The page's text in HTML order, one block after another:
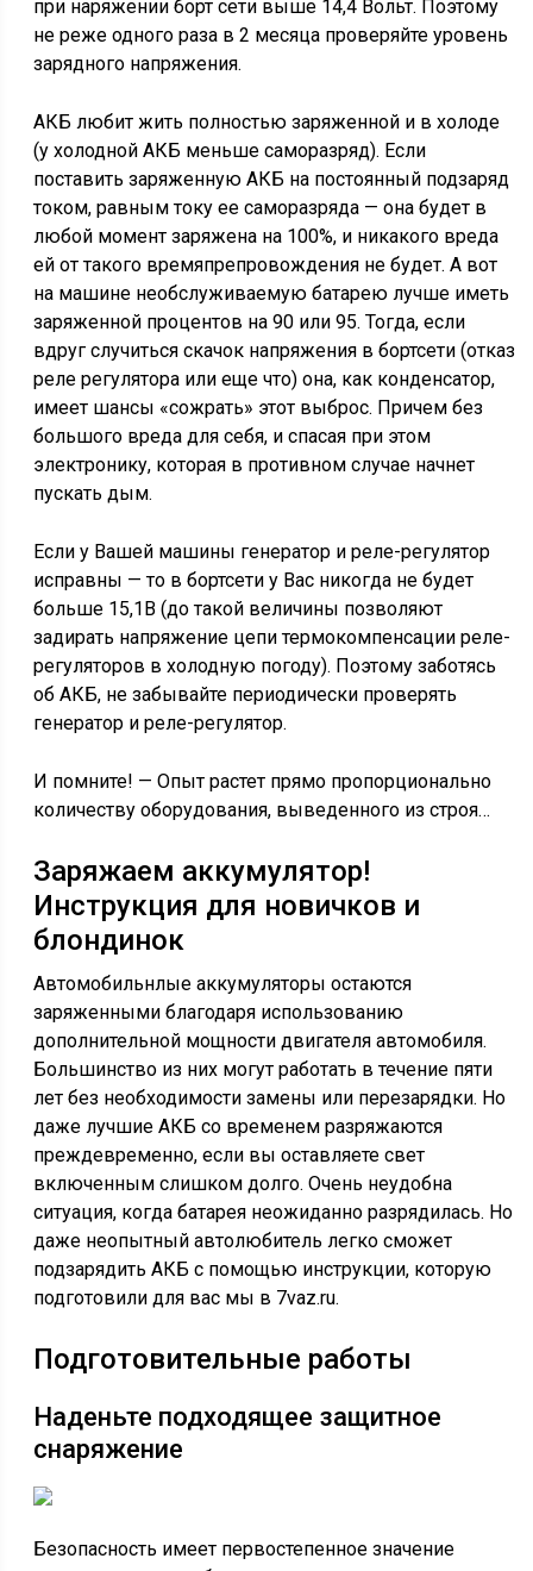
при наряжении борт сети выше 14,4 Вольт. Поэтому
не реже одного раза в 2 месяца проверяйте уровень
зарядного напряжения.
АКБ любит жить полностью заряженной и в холоде
(у холодной АКБ меньше саморазряд). Если
поставить заряженную АКБ на постоянный подзаряд
током, равным току ее саморазряда — она будет в
любой момент заряжена на 100%, и никакого вреда
ей от такого времяпрепровождения не будет. А вот
на машине необслуживаемую батарею лучше иметь
заряженной процентов на 90 или 95. Тогда, если
вдруг случиться скачок напряжения в бортсети (отказ
реле регулятора или еще что) она, как конденсатор,
имеет шансы «сожрать» этот выброс. Причем без
большого вреда для себя, и спасая при этом
электронику, которая в противном случае начнет
пускать дым.
Если у Вашей машины генератор и реле-регулятор
исправны — то в бортсети у Вас никогда не будет
больше 15,1В (до такой величины позволяют
задирать напряжение цепи термокомпенсации реле-
регуляторов в холодную погоду). Поэтому заботясь
об АКБ, не забывайте периодически проверять
генератор и реле-регулятор.
И помните! — Опыт растет прямо пропорционально
количеству оборудования, выведенного из строя…
Заряжаем аккумулятор!
Инструкция для новичков и
блондинок
Автомобильнлые аккумуляторы остаются
заряженными благодаря использованию
дополнительной мощности двигателя автомобиля.
Большинство из них могут работать в течение пяти
лет без необходимости замены или перезарядки. Но
даже лучшие АКБ со временем разряжаются
преждевременно, если вы оставляете свет
включенным слишком долго. Очень неудобна
ситуация, когда батарея неожиданно разрядилась. Но
даже неопытный автолюбитель легко сможет
подзарядить АКБ с помощью инструкции, которую
подготовили для вас мы в 7vaz.ru.
Подготовительные работы
Наденьте подходящее защитное
снаряжение
Безопасность имеет первостепенное значение